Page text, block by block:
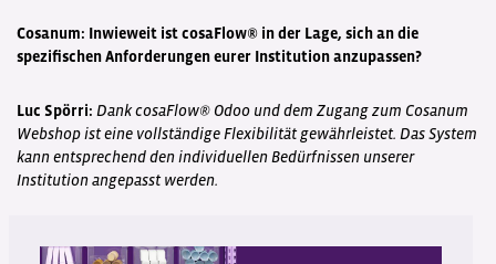
Cosanum: Inwieweit ist cosaFlow® in der Lage, sich an die
spezifischen Anforderungen eurer Institution anzupassen?
Luc Spörri: Dank cosaFlow® Odoo und dem Zugang zum Cosanum
Webshop ist eine vollständige Flexibilität gewährleistet. Das System
kann entsprechend den individuellen Bedürfnissen unserer
Institution angepasst werden.